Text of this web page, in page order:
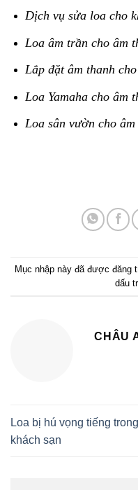
Dịch vụ sửa loa cho
Loa âm trần cho âm
Lắp đặt âm thanh
Loa Yamaha cho âm
Loa sân vườn cho
Mục nhập này đã được đăng
dấu
CHÂU
Loa bị hú vọng tiếng trong
khách sạn